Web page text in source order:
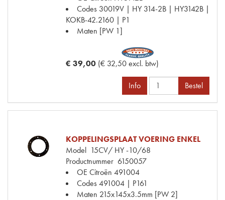
Codes 30019V | HY 314-2B | HY3142B |
KOKB-42.2160 | P1
Maten [PW 1]
€ 39,00 (€ 32,50 excl. btw)
Info Bestel
KOPPELINGSPLAAT VOERING ENKEL
Model 15CV/ HY -10/68
Productnummer 6150057
OE Citroën 491004
Codes491004 | P161
Maten 215x145x3.5mm [PW 2]